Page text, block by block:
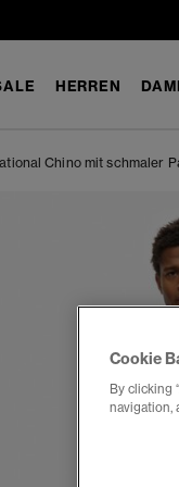
HERREN
Chino mit schmaler
Cookie
By clicking
navigation,